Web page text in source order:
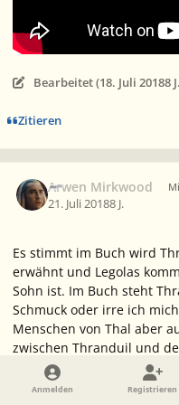
Bearbeitet (18. Juli 20188 J.
Zitieren
Arwen Mirkwood
21. Juli 20188 J.
Es stimmt im Buch wird
erwähnt und Legolas
Sohn ist. Im Buch steht
Schmuck oder irre ich
Menschen von Thal aber
zwischen Thranduil und
ausgetragen wie im Film.
dem Buch richtig wieder
Anmelden Registrieren